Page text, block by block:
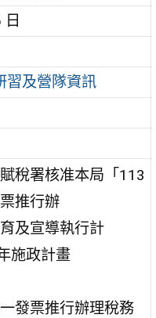
習及營隊資訊
稅署核准本局「113
推行辦
及宣導執行計
施政計畫
發票推行辦理稅務